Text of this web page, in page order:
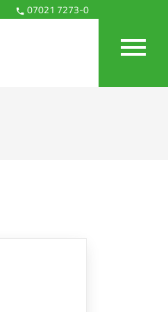
 07021 7273-0